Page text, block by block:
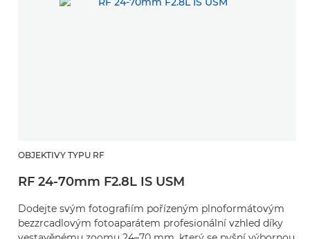
OBJEKTIVY TYPU RF
RF 24-70mm F2.8L IS USM
Dodejte svým fotografiím pořízeným plnoformátovým
bezzrcadlovým fotoaparátem profesionální vzhled díky